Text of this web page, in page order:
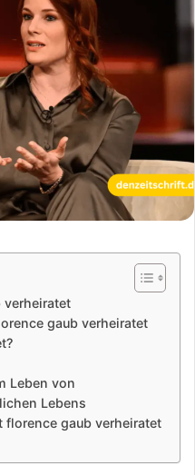
verheiratet
gaub verheiratet
Leben von
Lebens
florence gaub verheiratet